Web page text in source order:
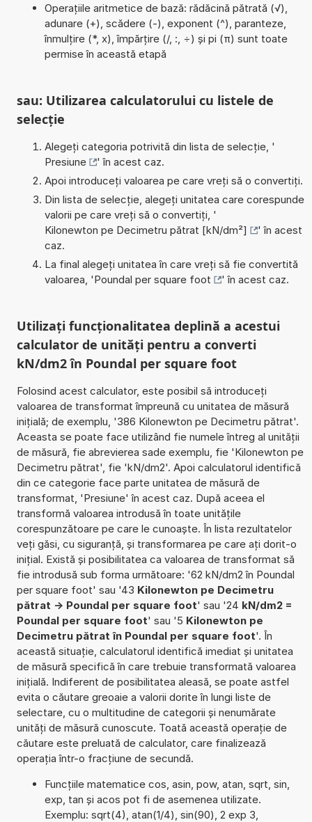
Operațiile aritmetice de bază: rădăcină pătrată (√),
adunare (+), scădere (-), exponent (^), paranteze,
înmulțire (*, x), împărțire (/, :, ÷) și pi (π) sunt toate
permise în această etapă
sau: Utilizarea calculatorului cu listele de
selecție
Alegeți categoria potrivită din lista de selecție, '
Presiune
' în acest caz.
Apoi introduceți valoarea pe care vreți să o convertiți.
Din lista de selecție, alegeți unitatea care corespunde
valorii pe care vreți să o convertiți, '
Kilonewton pe Decimetru pătrat [kN/dm²]
' în acest
caz.
La final alegeți unitatea în care vreți să fie convertită
valoarea, 'Poundal per square foot ' în acest caz.
Utilizați funcționalitatea deplină a acestui
calculator de unități pentru a converti
kN/dm2 în Poundal per square foot
Folosind acest calculator, este posibil să introduceți
valoarea de transformat împreună cu unitatea de măsură
inițială; de exemplu, '386 Kilonewton pe Decimetru pătrat'.
Aceasta se poate face utilizând fie numele întreg al unității
de măsură, fie abrevierea sade exemplu, fie 'Kilonewton pe
Decimetru pătrat', fie 'kN/dm2'. Apoi calculatorul identifică
din ce categorie face parte unitatea de măsură de
transformat, 'Presiune' în acest caz. După aceea el
transformă valoarea introdusă în toate unitățile
corespunzătoare pe care le cunoaște. În lista rezultatelor
veți găsi, cu siguranță, și transformarea pe care ați dorit-o
inițial. Există și posibilitatea ca valoarea de transformat să
fie introdusă sub forma următoare: '62 kN/dm2 în Poundal
per square foot' sau '43 Kilonewton pe Decimetru
pătrat -> Poundal per square foot' sau '24 kN/dm2 =
Poundal per square foot' sau '5 Kilonewton pe
Decimetru pătrat în Poundal per square foot'. În
această situație, calculatorul identifică imediat și unitatea
de măsură specifică în care trebuie transformată valoarea
inițială. Indiferent de posibilitatea aleasă, se poate astfel
evita o căutare greoaie a valorii dorite în lungi liste de
selectare, cu o multitudine de categorii și nenumărate
unități de măsură cunoscute. Toată această operație de
căutare este preluată de calculator, care finalizează
operația într-o fracțiune de secundă.
Funcțiile matematice cos, asin, pow, atan, sqrt, sin,
exp, tan și acos pot fi de asemenea utilizate.
Exemplu: sqrt(4), atan(1/4), sin(90), 2 exp 3,